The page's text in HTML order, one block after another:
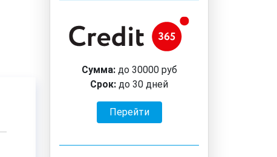
Сумма:до 30000 руб
Срок: до 30 дней
Перейти